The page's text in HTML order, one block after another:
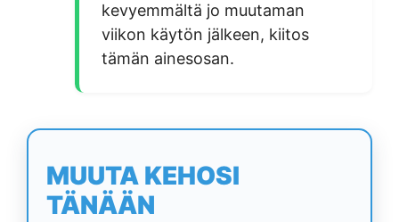
kevyemmältä jo muutaman
viikon käytön jälkeen, kiitos
tämän ainesosan.
MUUTA KEHOSI
TÄNÄÄN